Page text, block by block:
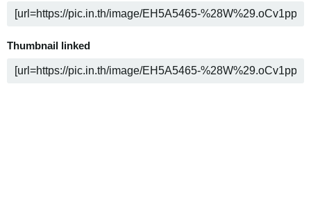
Thumbnail linked